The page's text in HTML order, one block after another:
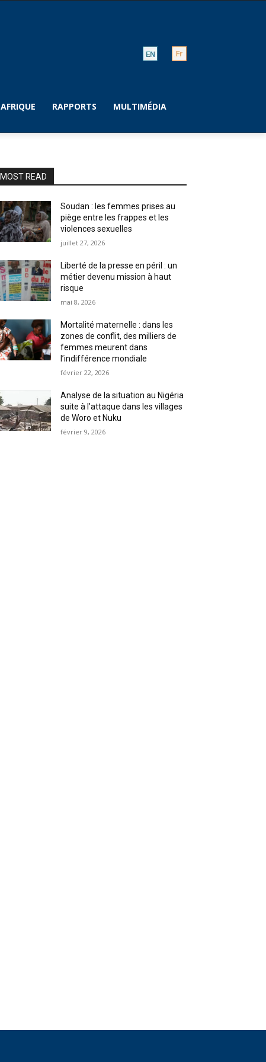
AFRIQUE RAPPORTS MULTIMÉDIA
MOST READ
Soudan : les femmes prises au
piège entre les frappes et les
violences sexuelles
juillet 27, 2026
Liberté de la presse en péril : un
métier devenu mission à haut
risque
mai 8, 2026
Mortalité maternelle : dans les
zones de conflit, des milliers de
femmes meurent dans
l’indifférence mondiale
février 22, 2026
Analyse de la situation au Nigéria
suite à l’attaque dans les villages
de Woro et Nuku
février 9, 2026